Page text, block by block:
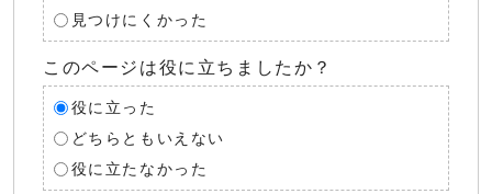
見つけにくかった
このページは役に立ちましたか？
役に立った
どちらともいえない
役に立たなかった